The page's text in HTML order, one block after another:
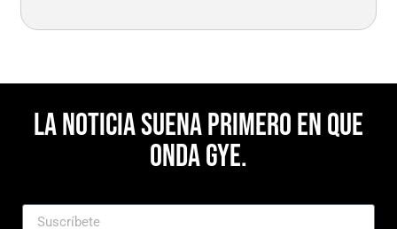
La noticia suena primero en Que
Onda Gye.